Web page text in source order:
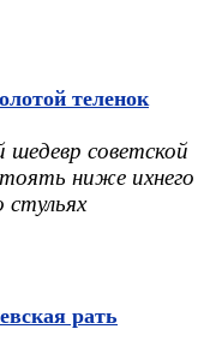
теленок
советской
ниже ихнего
стульях
рать